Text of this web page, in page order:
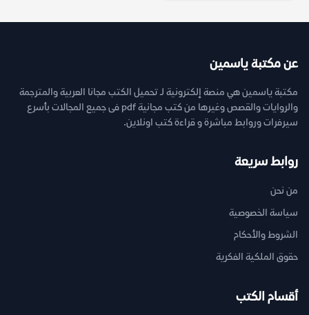
عن مكتبة ياسمين
مكتبة ياسمين هي منصة إلكترونية لـ تحميل الكتب مجانا العربية والمترجمة
والروايات والقصص وغيرها من كتب مجانية pdf فى جميع المجالات بأسرع
سيرفرات وروابط مباشرة و قراءة كتب اونلاين.
روابط سريعة
من نحن
سياسة الخصوصية
الشروط والأحكام
حقوق الملكية الفكرية
أقسام الكتب